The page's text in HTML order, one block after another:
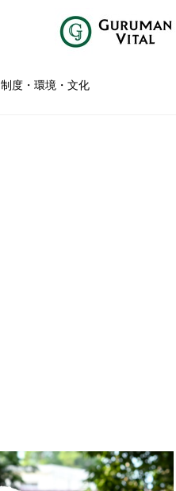
制度・環境・文化